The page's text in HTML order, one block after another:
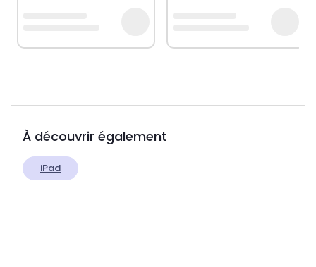
À découvrir également
iPad